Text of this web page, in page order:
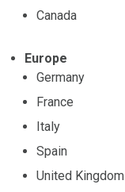
Canada
Europe
Germany
France
Italy
Spain
United Kingdom